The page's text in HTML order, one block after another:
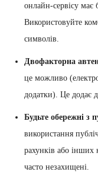
онлайн-сервісу має
Використовуйте
символів.
Двофакторна
це можливо
додатки). Це додає
Будьте обережні
використання
рахунків або інших
часто незахищені.